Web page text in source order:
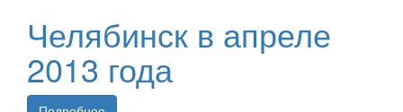
Челябинск в апреле
2013 года